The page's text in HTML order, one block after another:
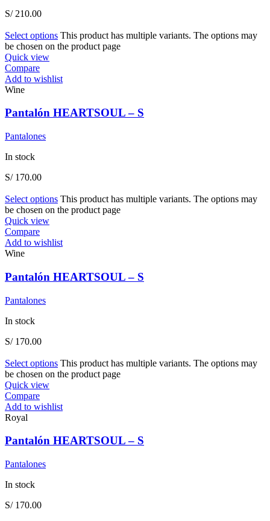
S/210.00
Select options This product has multiple variants. The options may
be chosen on the product page
Quick view
Compare
Add to wishlist
Wine
Pantalón HEARTSOUL – S
Pantalones
In stock
S/170.00
Select options This product has multiple variants. The options may
be chosen on the product page
Quick view
Compare
Add to wishlist
Wine
Pantalón HEARTSOUL – S
Pantalones
In stock
S/170.00
Select options This product has multiple variants. The options may
be chosen on the product page
Quick view
Compare
Add to wishlist
Royal
Pantalón HEARTSOUL – S
Pantalones
In stock
S/170.00